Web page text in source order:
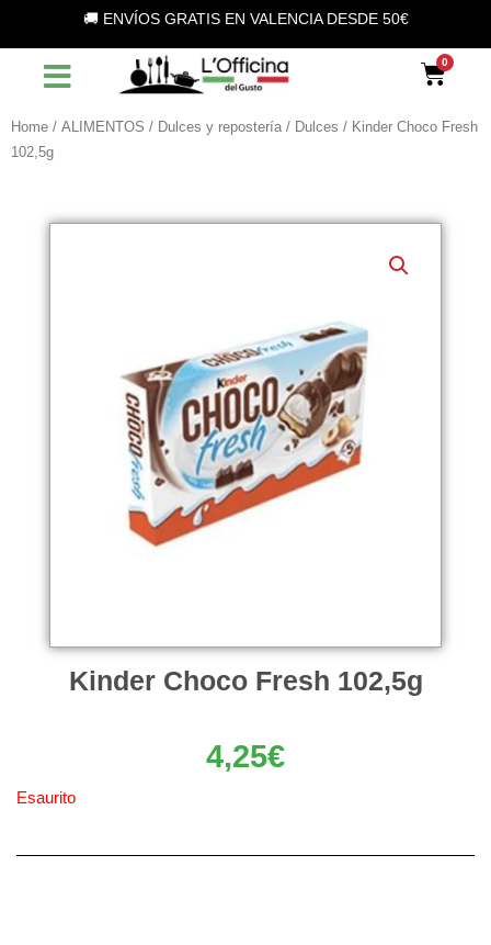
contenuto
🚚 ENVÍOS GRATIS EN VALENCIA DESDE 50€
Home / ALIMENTOS / Dulces y repostería / Dulces / Kinder Choco Fresh
102,5g
Kinder Choco Fresh 102,5g
4,25€
Esaurito